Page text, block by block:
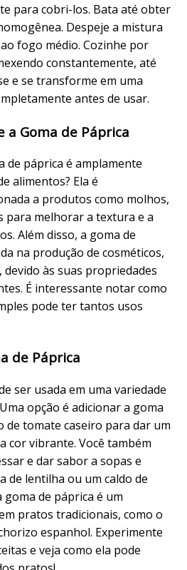
para cobri-los. Bata até obter
Despeje a mistura
fogo médio. Cozinhe por
constantemente, até
e se transforme em uma
antes de usar.
a Goma de Páprica
de páprica é amplamente
alimentos? Ela é
a produtos como molhos,
para melhorar a textura e a
Além disso, a goma de
na produção de cosméticos,
devido às suas propriedades
É interessante notar como
pode ter tantos usos
de Páprica
ser usada em uma variedade
opção é adicionar a goma
de tomate caseiro para dar um
cor vibrante. Você também
e dar sabor a sopas e
de lentilha ou um caldo de
goma de páprica é um
pratos tradicionais, como o
espanhol. Experimente
e veja como ela pode